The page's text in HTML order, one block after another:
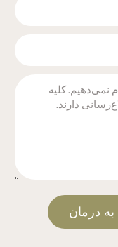
درمان